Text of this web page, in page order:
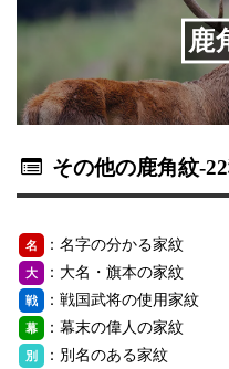
鹿
その他の鹿角紋-
名 ：名字の分かる家紋
大 ：大名・旗本の家紋
戦 ：戦国武将の使用家紋
幕 ：幕末の偉人の家紋
別 ：別名のある家紋